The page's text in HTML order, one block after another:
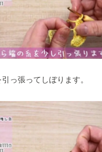
っ張ってしぼります。